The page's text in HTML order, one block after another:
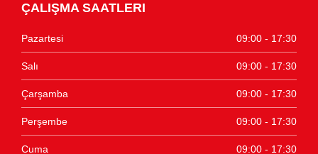
ÇALIŞMA SAATLERI
Pazartesi 09:00 - 17:30
Salı 09:00 - 17:30
Çarşamba 09:00 - 17:30
Perşembe 09:00 - 17:30
Cuma 09:00 - 17:30